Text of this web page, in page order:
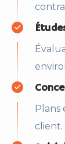
Plans
client.